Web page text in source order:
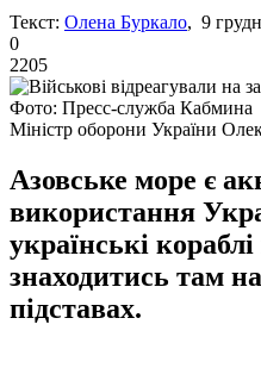
Текст: Олена Буркало, 9
0
2205
Фото: Пресс-служба Кабмина
Міністр оборони України
Азовське море є
використання
українські
знаходитись там
підставах.